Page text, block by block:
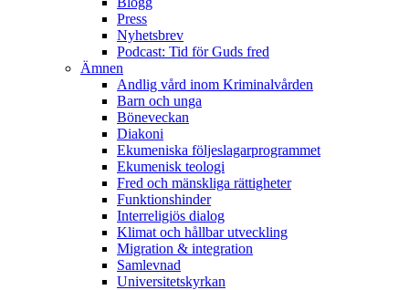
Press
Nyhetsbrev
Podcast: Tid för Guds fred
Ämnen
Andlig vård inom Kriminalvården
Barn och unga
Böneveckan
Diakoni
Ekumeniska följeslagarprogrammet
Ekumenisk teologi
Fred och mänskliga rättigheter
Funktionshinder
Interreligiös dialog
Klimat och hållbar utveckling
Migration & integration
Samlevnad
Universitetskyrkan